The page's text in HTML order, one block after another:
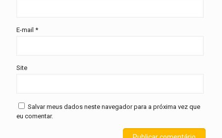
E-mail *
Site
Salvar meus dados neste navegador para a próxima vez que
eu comentar.